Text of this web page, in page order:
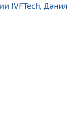
IVFTech, Дания